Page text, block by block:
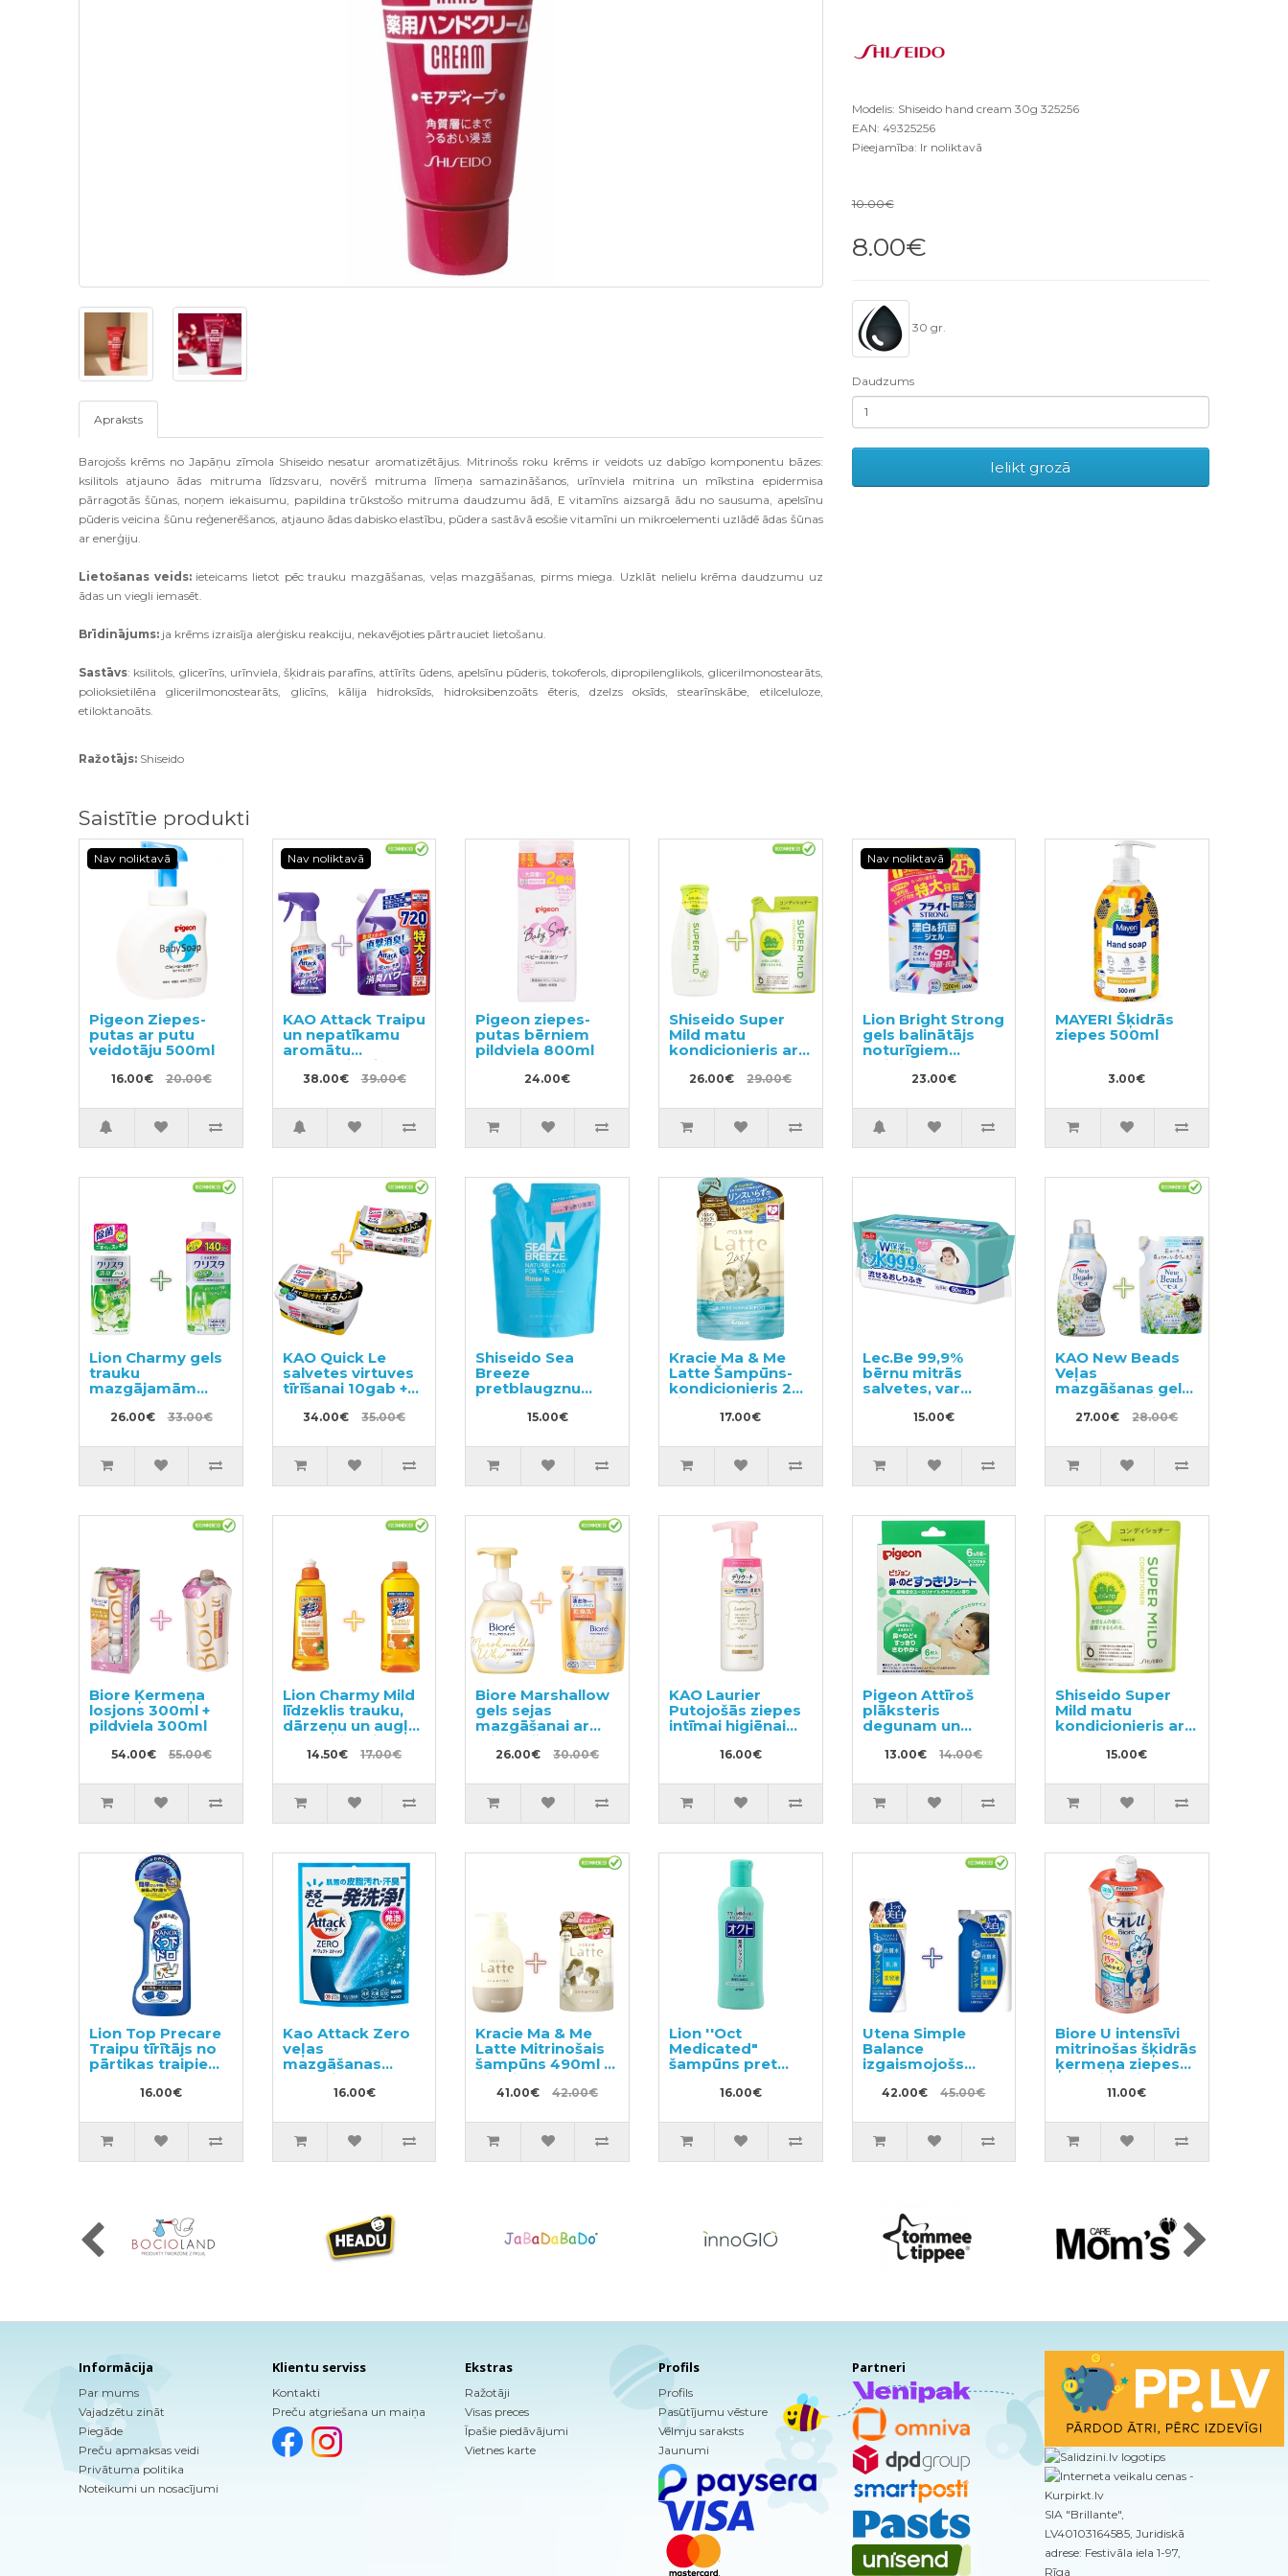
Apraksts
Barojošs krēms no Japāņu zīmola Shiseido nesatur aromatizētājus. Mitrinošs roku krēms ir veidots uz dabīgo komponentu bāzes:
ksilitols atjauno ādas mitruma līdzsvaru, novērš mitruma līmeņa samazināšanos, urīnviela mitrina un mīkstina epidermisa
pārragotās šūnas, noņem iekaisumu, papildina trūkstošo mitruma daudzumu ādā, E vitamīns aizsargā ādu no sausuma, apelsīnu
pūderis veicina šūnu reģenerēšanos, atjauno ādas dabisko elastību, pūdera sastāvā esošie vitamīni un mikroelementi uzlādē ādas šūnas
ar enerģiju.
Lietošanas veids:ieteicams lietot pēc trauku mazgāšanas, veļas mazgāšanas, pirms miega. Uzklāt nelielu krēma daudzumu uz
ādas un viegli iemasēt.
Brīdinājums: ja krēms izraisīja alerģisku reakciju, nekavējoties pārtrauciet lietošanu.
Sastāvs: ksilitols, glicerīns, urīnviela, šķidrais parafīns, attīrīts ūdens, apelsīnu pūderis, tokoferols, dipropilenglikols, glicerilmonostearāts,
polioksietilēna glicerilmonostearāts, glicīns, kālija hidroksīds, hidroksibenzoāts ēteris, dzelzs oksīds, stearīnskābe, etilceluloze,
etiloktanoāts.
Ražotājs: Shiseido
Modelis: Shiseido hand cream 30g 325256
EAN: 49325256
Pieejamība: Ir noliktavā
10.00€
8.00€
30 gr.
Daudzums
Ielikt grozā
Saistītie produkti
Nav noliktavā
Pigeon Ziepes-
putas ar putu
veidotāju 500ml
16.00€ 20.00€
Nav noliktavā
KAO Attack Traipu
un nepatīkamu
aromātu
noņēmējs pirms
mazgāšanas
720ml
38.00€ 39.00€
Pigeon ziepes-
putas bērniem
pildviela 800ml
24.00€
Shiseido Super
Mild matu
kondicionieris ar
220ml + pildviela
26.00€ 29.00€
Nav noliktavā
Lion Bright Strong
gels balinātājs
noturīgiem
traipiem ar
antibakteriālu
1200ml
23.00€
MAYERI Šķidrās
ziepes 500ml
3.00€
Lion Charmy gels
trauku
mazgājamām
mašīnām ar
citronmētras
pildviela 840g
26.00€ 33.00€
KAO Quick Le
salvetes virtuves
tīrīšanai 10gab +
maiņas bloks
24gab
34.00€ 35.00€
Shiseido Sea
Breeze
pretblaugznu
šampūns un
kondicionieris divi
pildviela 400ml
15.00€
Kracie Ma & Me
Latte Šampūns-
kondicionieris 2
vienā pildviela
17.00€
Lec.Be 99,9%
bērnu mitrās
salvetes, var
podā 180 gab.
15.00€
KAO New Beads
Veļas
mazgāšanas gels
ar kondicionieri
740g + pildviela
27.00€ 28.00€
Biore Ķermeņa
losjons 300ml +
pildviela 300ml
54.00€ 55.00€
Lion Charmy Mild
līdzeklis trauku,
dārzeņu un augļu
mazgāšanai, ar
apelsīna eļļu
400ml
14.50€ 17.00€
Biore Marshallow
gels sejas
mazgāšanai ar
mitrinošo efektu
150ml + pildviela
26.00€ 30.00€
KAO Laurier
Putojošās ziepes
intīmai higiēnai
16.00€
Pigeon Attīroš
plāksteris
degunam un
eikalipta eļļu no
6gab
13.00€ 14.00€
Shiseido Super
Mild matu
kondicionieris ar
pildviela 400ml
15.00€
Lion Top Precare
Traipu tīrītājs no
pārtikas traipiem
16.00€
Kao Attack Zero
veļas
mazgāšanas
pulveris kapsulās
16.00€
Kracie Ma & Me
Latte Mitrinošais
šampūns 490ml +
pildviela 360ml
41.00€ 42.00€
Lion ''Oct
Medicated"
šampūns pret
galvas niezi 320ml
16.00€
Utena Simple
Balance
izgaismojošs
sejas losjons ar
hialuronskābi
200ml
42.00€ 45.00€
Biore U intensīvi
mitrinošas šķidrās
ķermeņa ziepes
ar maigu ziedu-
augļu aromātu
11.00€
Informācija
Par mums
Vajadzētu zināt
Piegāde
Preču apmaksas veidi
Privātuma politika
Noteikumi un nosacījumi
Klientu serviss
Kontakti
Preču atgriešana un maiņa
Ekstras
Ražotāji
Visas preces
Īpašie piedāvājumi
Vietnes karte
Profils
Profils
Pasūtījumu vēsture
Vēlmju saraksts
Jaunumi
Partneri
SIA "Brillante",
LV40103164585, Juridiskā
adrese: Festivāla iela 1-97,
Rīga